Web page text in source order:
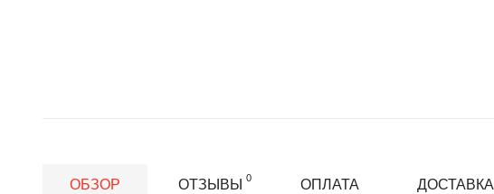
ОБЗОР ОТЗЫВЫ 0 ОПЛАТА ДОСТАВКА